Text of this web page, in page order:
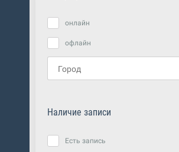
онлайн
офлайн
Наличие записи
Есть запись